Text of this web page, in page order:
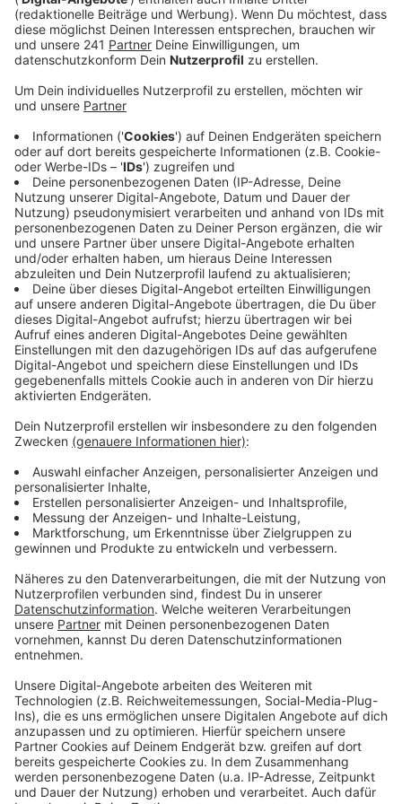
Veröffentlicht:Mittwoch, 14.06.2023 12:41
Anzeige
vielen freien Tage im Sommer. Viele Menschen würden
den Urlaub fahren und deswegen nicht spenden gehen,
so eine Sprecherin des DRK West. Außerdem hätten
manche Angst bei den warmen Temperaturen nach
dem Blutspenden zu kollabieren. Hier kann die
Sprecherin Entwarnung geben: Wichtig sei nur, dass
man ausreichend Flüssigkeit zu sich nimmt. Bei uns in
der Stadt können Interessierte wieder am 22. Juni Blut
spenden, und zwar in Bürrig. Mehr Infos dazu und
weitere Termine findet ihr hier.
Anzeige
Weitere Meldungen aus Leverkusen
Anzeige
Neubau der Rheinbrücke liegt im Zeitplan
Streik: viele Apotheken in Leverkusen bleiben heute zu
Anzeige
Anzeige